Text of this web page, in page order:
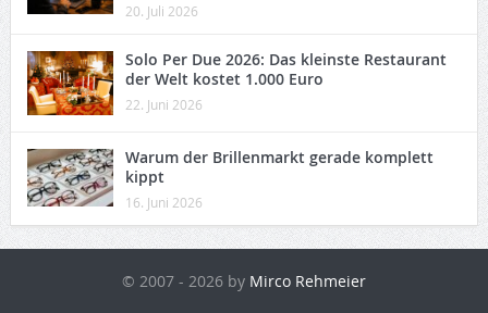
20. Juli 2026
Solo Per Due 2026: Das kleinste Restaurant
der Welt kostet 1.000 Euro
22. Juni 2026
Warum der Brillenmarkt gerade komplett
kippt
16. Juni 2026
© 2007 - 2026 by Mirco Rehmeier